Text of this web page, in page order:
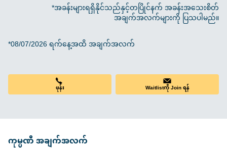
*အခန်းများရရှိနိုင်သည်နှင့်တပြိုင်နက် အခန်းအသေးစိတ်
အချက်အလက်များကို ပြသပါမည်။
*08/07/2026 ရက်နေ့အထိ အချက်အလက်
ဖုန်း Waitlistကို Join ရန်
ကုမ္ပဏီ အချက်အလက်